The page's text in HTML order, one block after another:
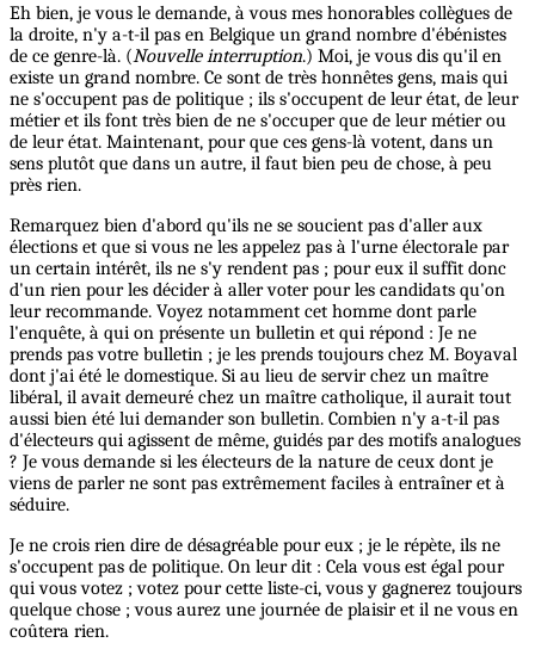
Eh bien, je vous le demande, à vous mes honorables collègues de
la droite, n'y a-t-il pas en Belgique un grand nombre d'ébénistes
de ce genre-là. (Nouvelle interruption.) Moi, je vous dis qu'il en
existe un grand nombre. Ce sont de très honnêtes gens, mais qui
ne s'occupent pas de politique ; ils s'occupent de leur état, de leur
métier et ils font très bien de ne s'occuper que de leur métier ou
de leur état. Maintenant, pour que ces gens-là votent, dans un
sens plutôt que dans un autre, il faut bien peu de chose, à peu
près rien.
Remarquez bien d'abord qu'ils ne se soucient pas d'aller aux
élections et que si vous ne les appelez pas à l'urne électorale par
un certain intérêt, ils ne s'y rendent pas ; pour eux il suffit donc
d'un rien pour les décider à aller voter pour les candidats qu'on
leur recommande. Voyez notamment cet homme dont parle
l'enquête, à qui on présente un bulletin et qui répond : Je ne
prends pas votre bulletin ; je les prends toujours chez M. Boyaval
dont j'ai été le domestique. Si au lieu de servir chez un maître
libéral, il avait demeuré chez un maître catholique, il aurait tout
aussi bien été lui demander son bulletin. Combien n'y a-t-il pas
d'électeurs qui agissent de même, guidés par des motifs analogues
? Je vous demande si les électeurs de la nature de ceux dont je
viens de parler ne sont pas extrêmement faciles à entraîner et à
séduire.
Je ne crois rien dire de désagréable pour eux ; je le répète, ils ne
s'occupent pas de politique. On leur dit : Cela vous est égal pour
qui vous votez ; votez pour cette liste-ci, vous y gagnerez toujours
quelque chose ; vous aurez une journée de plaisir et il ne vous en
coûtera rien.